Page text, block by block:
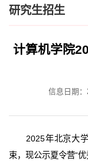
研究生招生
计算机学院
信息日期
2025年北京大
束，现公示夏令营“